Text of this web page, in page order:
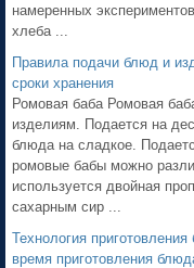
намеренных
хлеба ...
Правила подачи блюд и
сроки хранения
Ромовая баба Ромовая
изделиям. Подается на
блюда на сладкое.
ромовые бабы можно
используется двойная
сахарным сир ...
Технология
время приготовления